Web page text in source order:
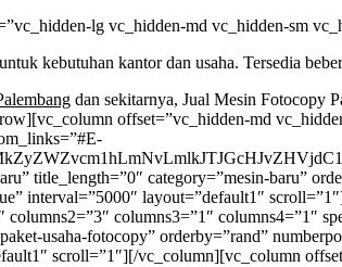
lg vc_hidden-md vc_hidden-sm
kebutuhan kantor dan usaha. Tersedia
dan sekitarnya, Jual Mesin Fotocopy
offset=”vc_hidden-md
title_length=”0″ category=”mesin-baru”
interval=”5000″ layout=”default1″
columns2=”3″ columns3=”1″ columns4=”1″
usaha-fotocopy” orderby=”rand”
scroll=”1″][/vc_column][vc_column